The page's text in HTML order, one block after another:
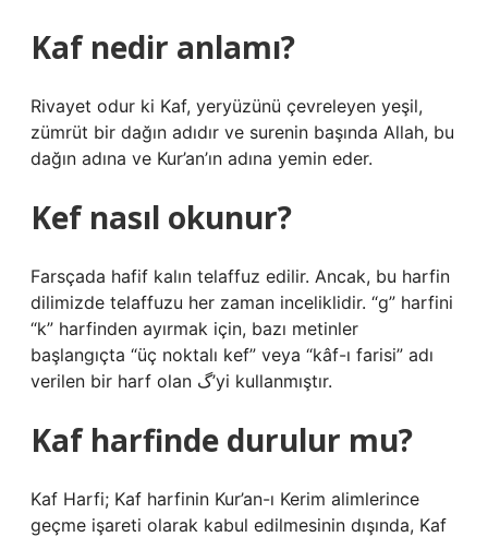
Kaf nedir anlamı?
Rivayet odur ki Kaf, yeryüzünü çevreleyen yeşil,
zümrüt bir dağın adıdır ve surenin başında Allah, bu
dağın adına ve Kur’an’ın adına yemin eder.
Kef nasıl okunur?
Farsçada hafif kalın telaffuz edilir. Ancak, bu harfin
dilimizde telaffuzu her zaman inceliklidir. “g” harfini
“k” harfinden ayırmak için, bazı metinler
başlangıçta “üç noktalı kef” veya “kâf-ı farisi” adı
verilen bir harf olan گ’yi kullanmıştır.
Kaf harfinde durulur mu?
Kaf Harfi; Kaf harfinin Kur’an-ı Kerim alimlerince
geçme işareti olarak kabul edilmesinin dışında, Kaf